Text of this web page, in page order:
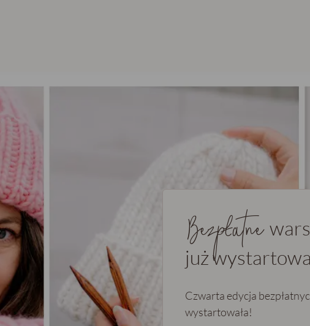
Bezpłatne
już
Czwarta edycja
wystartowała!